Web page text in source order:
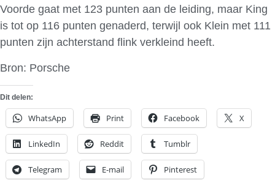
Voorde gaat met 123 punten aan de leiding, maar King
is tot op 116 punten genaderd, terwijl ook Klein met 111
punten zijn achterstand flink verkleind heeft.
Bron: Porsche
Dit delen:
WhatsApp Print Facebook X
LinkedIn Reddit Tumblr
Telegram E-mail Pinterest